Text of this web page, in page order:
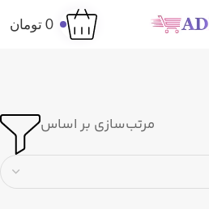
0 تومان
مرتب‌سازی بر اساس